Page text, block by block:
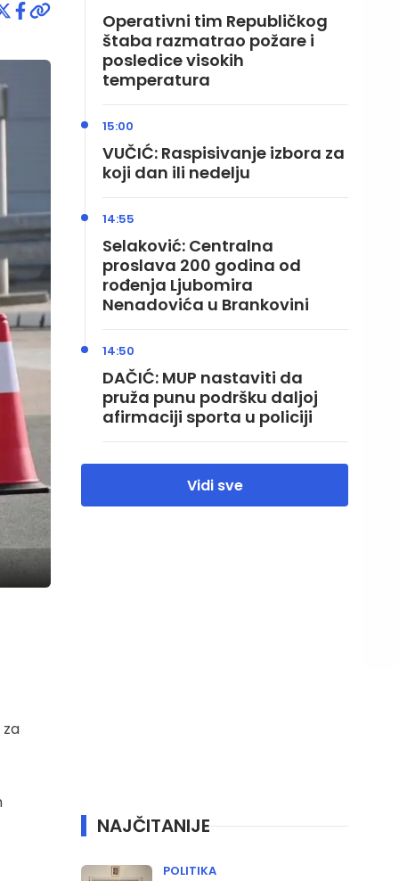
Operativni tim Republičkog
štaba razmatrao požare i
posledice visokih
temperatura
VUČIĆ: Raspisivanje izbora za
koji dan ili nedelju
15:00
Selaković: Centralna
proslava 200 godina od
rođenja Ljubomira
Nenadovića u Brankovini
14:55
DAČIĆ: MUP nastaviti da
pruža punu podršku daljoj
afirmaciji sporta u policiji
14:50
Vidi sve
NAJČITANIJE
POLITIKA